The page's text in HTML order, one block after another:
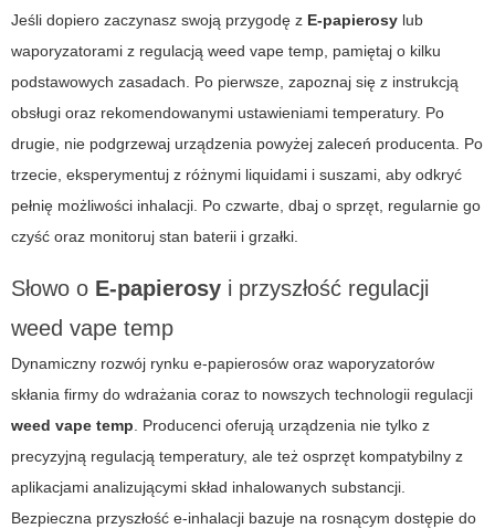
Jeśli dopiero zaczynasz swoją przygodę z E-papierosy lub
waporyzatorami z regulacją weed vape temp , pamiętaj o kilku
podstawowych zasadach. Po pierwsze, zapoznaj się z instrukcją
obsługi oraz rekomendowanymi ustawieniami temperatury. Po
drugie, nie podgrzewaj urządzenia powyżej zaleceń producenta. Po
trzecie, eksperymentuj z różnymi liquidami i suszami, aby odkryć
pełnię możliwości inhalacji. Po czwarte, dbaj o sprzęt, regularnie go
czyść oraz monitoruj stan baterii i grzałki.
Słowo o E-papierosy i przyszłość regulacji
weed vape temp
Dynamiczny rozwój rynku e-papierosów oraz waporyzatorów
skłania firmy do wdrażania coraz to nowszych technologii regulacji
weed vape temp . Producenci oferują urządzenia nie tylko z
precyzyjną regulacją temperatury, ale też osprzęt kompatybilny z
aplikacjami analizującymi skład inhalowanych substancji.
Bezpieczna przyszłość e-inhalacji bazuje na rosnącym dostępie do